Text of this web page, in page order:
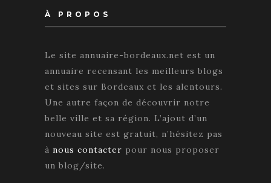
À PROPOS
Le site annuaire-bordeaux.net est un
annuaire recensant les meilleurs blogs
et sites sur Bordeaux et les alentours.
Une autre façon de découvrir notre
belle ville et sa région. L’ajout d’un
nouveau site est gratuit, n’hésitez pas
à nous contacter pour nous proposer
un blog/site.